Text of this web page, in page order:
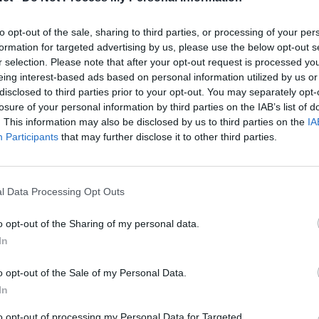
opt-out of the sale, sharing to third parties, or processing of your
for targeted advertising by us, please use the below opt-out
selection. Please note that after your opt-out request is processed
interest-based ads based on personal information utilized by us
to third parties prior to your opt-out. You may separately
of your personal information by third parties on the IAB’s list of
This information may also be disclosed by us to third parties on the
Participants that may further disclose it to other third parties.
Data Processing Opt Outs
opt-out of the Sharing of my personal data.
opt-out of the Sale of my Personal Data.
opt-out of processing my Personal Data for Targeted
εγκαταστάσεις του Emileon συνέχισε την
με τον ΠΑΣ Γιάννινα ο Παναιτωλικός.
μας στο Google
άρθρα μας στα αποτελέσματα αναζήτησης
on Google
και σε «βαριά» ατμόσφαιρα,
σε αρκετές δοκιμές. Ως εκ τούτου τη
να μιλήσει με σιγουριά για την επιλογή
βασική ενδεκάδα, πλην του ιδίου και των